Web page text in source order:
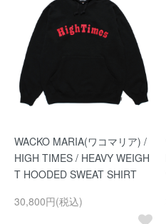
WACKO MARIA(ワコマリア) /
HIGH TIMES / HEAVY WEIGH
T HOODED SWEAT SHIRT
30,800円(税込)